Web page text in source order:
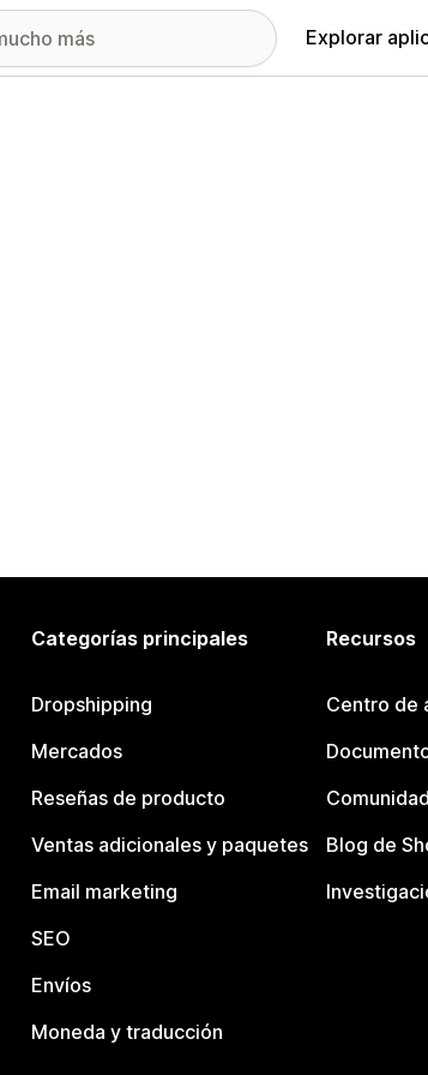
Explorar
Categorías principales
Dropshipping
Mercados
Reseñas de producto
Ventas adicionales y paquetes
Email marketing
SEO
Envíos
Moneda y traducción
Recursos
Centro de
Blog de